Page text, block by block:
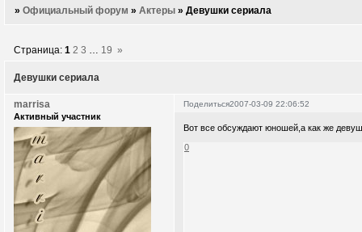
»Официальный форум »Актеры »Девушки сериала
Девушки сериала
Страница:1 2 3 … 19 »
Поделиться2007-03-09 22:06:52
marrisa
Активный участник
Вот все обсуждают юношей,а как же
0